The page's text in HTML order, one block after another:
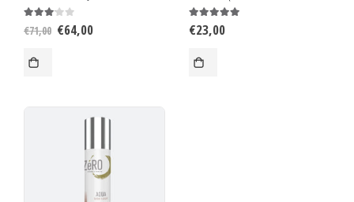
out of 5
€71,00 €64,00 5.00 out of 5
€23,00